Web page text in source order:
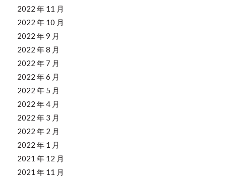
2022 年 11 月
2022 年 10 月
2022 年 9 月
2022 年 8 月
2022 年 7 月
2022 年 6 月
2022 年 5 月
2022 年 4 月
2022 年 3 月
2022 年 2 月
2022 年 1 月
2021 年 12 月
2021 年 11 月